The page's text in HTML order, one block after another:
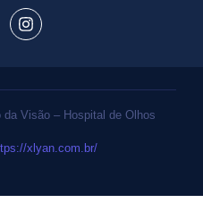
Visão – Hospital de Olhos
xlyan.com.br/